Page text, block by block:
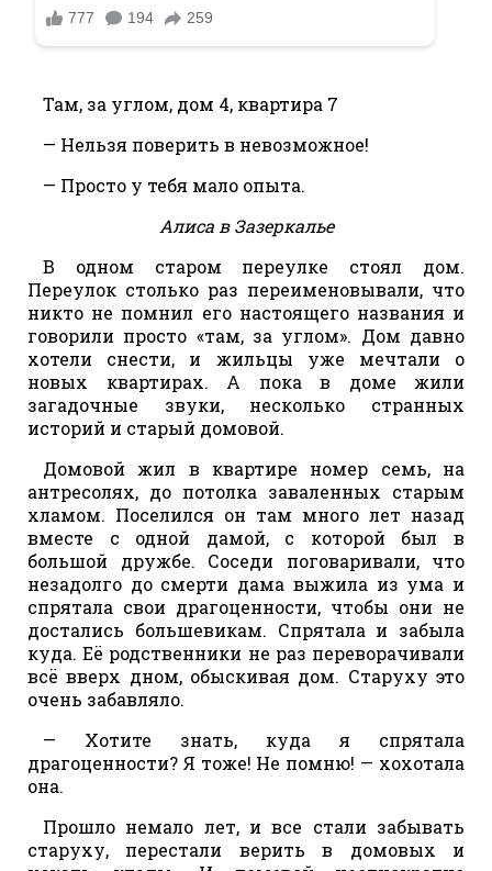
Там, за углом, дом 4, квартира 7
— Нельзя поверить в невозможное!
— Просто у тебя мало опыта.
Алиса в Зазеркалье
В одном старом переулке стоял дом.
Переулок столько раз переименовывали, что
никто не помнил его настоящего названия и
говорили просто «там, за углом». Дом давно
хотели снести, и жильцы уже мечтали о
новых квартирах. А пока в доме жили
загадочные звуки, несколько странных
историй и старый домовой.
Домовой жил в квартире номер семь, на
антресолях, до потолка заваленных старым
хламом. Поселился он там много лет назад
вместе с одной дамой, с которой был в
большой дружбе. Соседи поговаривали, что
незадолго до смерти дама выжила из ума и
спрятала свои драгоценности, чтобы они не
достались большевикам. Спрятала и забыла
куда. Её родственники не раз переворачивали
всё вверх дном, обыскивая дом. Старуху это
очень забавляло.
— Хотите знать, куда я спрятала
драгоценности? Я тоже! Не помню! — хохотала
она.
Прошло немало лет, и все стали забывать
старуху, перестали верить в домовых и